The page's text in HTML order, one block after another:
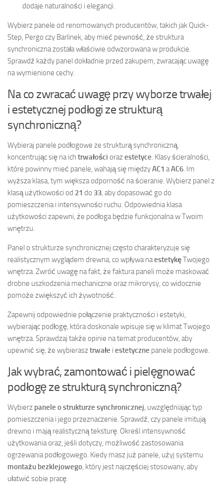
dodaje naturalności i elegancji.
Wybierz panele od renomowanych producentów, takich jak Quick-
Step, Pergo czy Barlinek, aby mieć pewność, że struktura
synchroniczna została właściwie odwzorowana w produkcie.
Sprawdź każdy panel dokładnie przed zakupem, zwracając uwagę
na wymienione cechy.
Na co zwracać uwagę przy wyborze trwałej
i estetycznej podłogi ze strukturą
synchroniczną?
Wybieraj panele podłogowe ze strukturą synchroniczną,
koncentrując się na ich trwałości orazestetyce . Klasy ścieralności,
które powinny mieć panele, wahają się międzyAC1 aAC6 . Im
wyższa klasa, tym większa odporność na ścieranie. Wybierz panel z
klasą użytkowości od 21 do 33 , aby dopasować go do
pomieszczenia i intensywności ruchu. Odpowiednia klasa
użytkowości zapewni, że podłoga będzie funkcjonalna w Twoim
wnętrzu.
Panel o strukturze synchronicznej często charakteryzuje się
realistycznym wyglądem drewna, co wpływa naestetykęTwojego
wnętrza. Zwróć uwagę na fakt, że faktura paneli może maskować
drobne uszkodzenia mechaniczne oraz mikrorysy, co widocznie
pomoże zwiększyć ich żywotność..
Zapewnij odpowiednie połączenie praktyczności i estetyki,
wybierając podłogę, która doskonale wpisuje się w klimat Twojego
wnętrza. Sprawdzaj także opinie na temat producentów, aby
upewnić się, że wybierasztrwałe i estetyczne panele podłogowe.
Jak wybrać, zamontować i pielęgnować
podłogę ze strukturą synchroniczną?
Wybierz panele o strukturze synchronicznej , uwzględniając typ
pomieszczenia i jego przeznaczenie. Sprawdź, czy panele imitują
drewno i mają realistyczną teksturę. Określ intensywność
użytkowania oraz, jeśli dotyczy, możliwość zastosowania
ogrzewania podłogowego. Kiedy masz już panele, użyj systemu
montażu bezklejowego , który jest najczęściej stosowany, aby
ułatwić sobie pracę.